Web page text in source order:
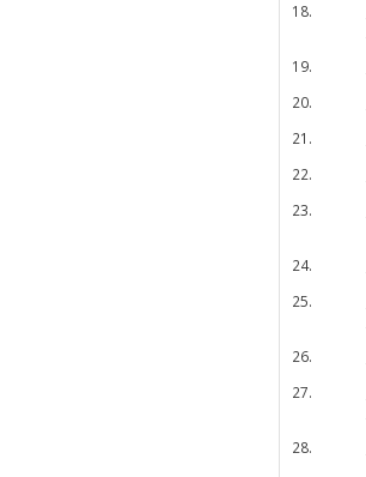
18.
19.
20.
21.
22.
23.
24.
25.
26.
27.
28.